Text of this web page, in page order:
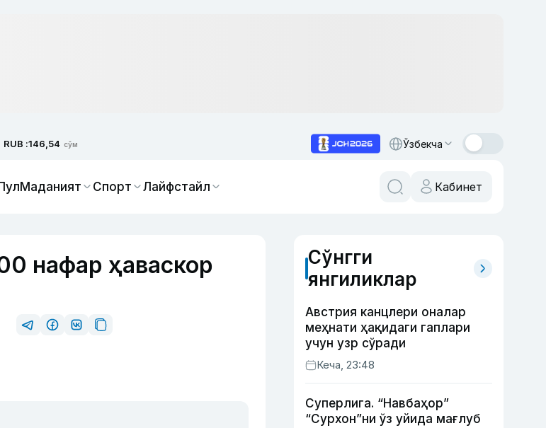
RUB :146,54 сўм Ўзбекча
Маданият Спорт Лайфстайл Кабинет
нафар ҳаваскор
Сўнгги
янгиликлар
Австрия канцлери оналар
меҳнати ҳақидаги гаплари
учун узр сўради
Кеча, 23:48
Суперлига. “Навбаҳор”
“Сурхон”ни ўз уйида мағлуб